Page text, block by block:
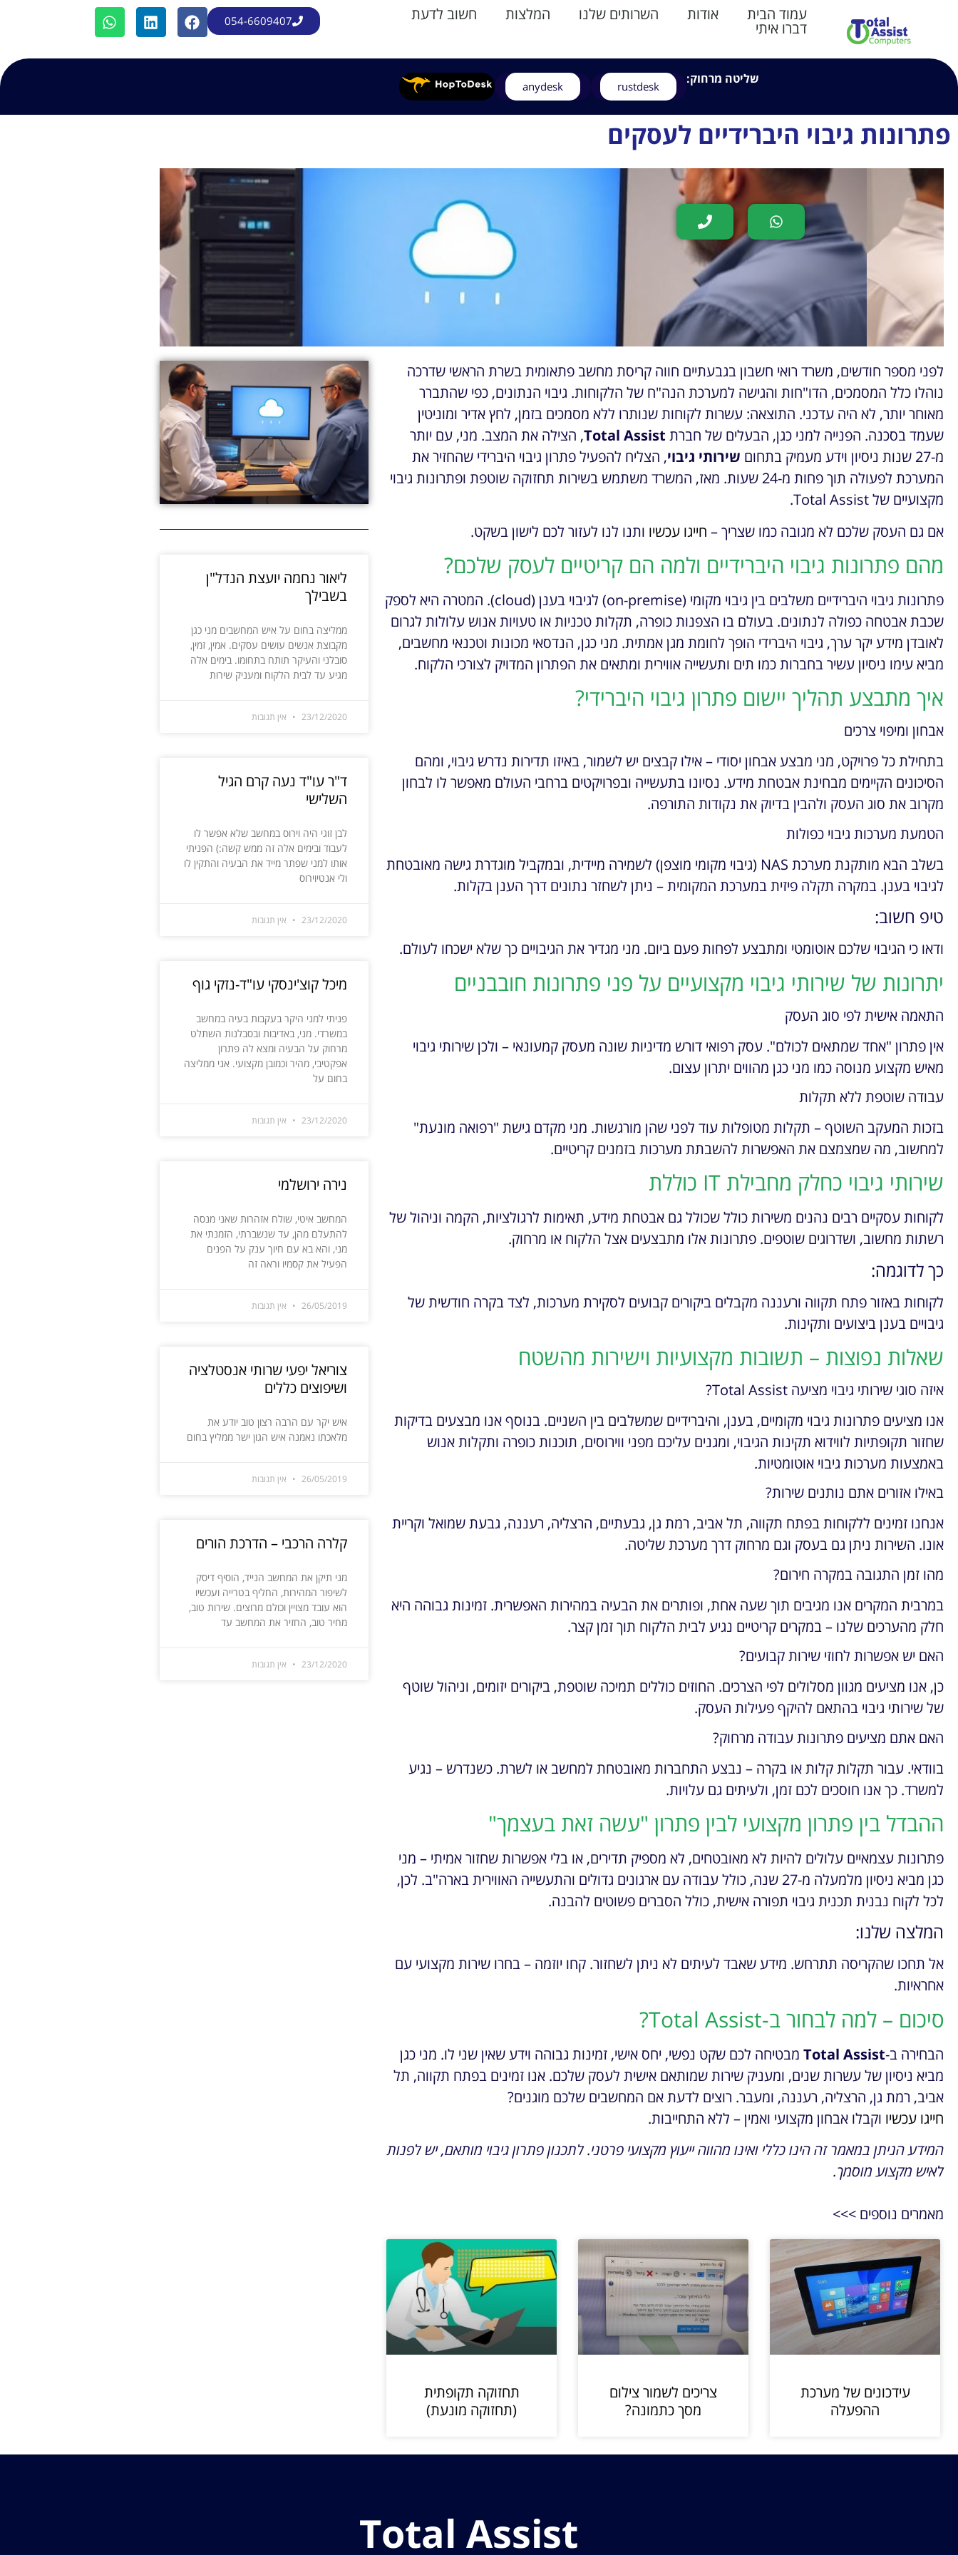
עמוד הבית אודות השרותים שלנו המלצות חשוב לדעת
דברו איתי 054-6609407
שליטה מרחוק: rustdesk
anydesk
פתרונות גיבוי היברידיים לעסקים
לפני מספר חודשים, משרד רואי חשבון בגבעתיים חווה קריסת מחשב פתאומית בשרת הראשי שדרכה
נוהלו כלל המסמכים, הדו"חות והגישה למערכת הנה"ח של הלקוחות. גיבוי הנתונים, כפי שהתברר
מאוחר יותר, לא היה עדכני. התוצאה: עשרות לקוחות שנותרו ללא מסמכים בזמן, לחץ אדיר ומוניטין
שעמד בסכנה. הפנייה למני כגן, הבעלים של חברת Total Assist, הצילה את המצב. מני, עם יותר
מ-27 שנות ניסיון וידע מעמיק בתחום
שירותי גיבוי, הצליח להפעיל פתרון גיבוי היברידי שהחזיר את
המערכת לפעולה תוך פחות מ-24 שעות. מאז, המשרד משתמש בשירות תחזוקה שוטפת ופתרונות גיבוי
מקצועיים של Total Assist.
אם גם העסק שלכם לא מגובה כמו שצריך – חייגו עכשיו ותנו לנו לעזור לכם לישון בשקט.
מהם פתרונות גיבוי היברידיים ולמה הם קריטיים לעסק שלכם?
פתרונות גיבוי היברידיים משלבים בין גיבוי מקומי (on-premise) לגיבוי בענן (cloud). המטרה היא לספק
שכבת אבטחה כפולה לנתונים. בעולם בו הצפנות כופרה, תקלות טכניות או טעויות אנוש עלולות לגרום
לאובדן מידע יקר ערך, גיבוי היברידי הופך לחומת מגן אמתית. מני כגן, הנדסאי מכונות וטכנאי מחשבים,
מביא עימו ניסיון עשיר בחברות כמו תים ותעשייה אווירית ומתאים את הפתרון המדויק לצורכי הלקוח.
איך מתבצע תהליך יישום פתרון גיבוי היברידי?
אבחון ומיפוי צרכים
בתחילת כל פרויקט, מני מבצע אבחון יסודי – אילו קבצים יש לשמור, באיזו תדירות נדרש גיבוי, ומהם
הסיכונים הקיימים מבחינת אבטחת מידע. נסיונו בתעשייה ובפרויקטים ברחבי העולם מאפשר לו לבחון
מקרוב את סוג העסק ולהבין בדיוק את נקודות התורפה.
הטמעת מערכות גיבוי כפולות
בשלב הבא מותקנת מערכת NAS (גיבוי מקומי מוצפן) לשמירה מיידית, ובמקביל מוגדרת גישה מאובטחת
לגיבוי בענן. במקרה תקלה פיזית במערכת המקומית – ניתן לשחזר נתונים דרך הענן בקלות.
טיפ חשוב:
ודאו כי הגיבוי שלכם אוטומטי ומתבצע לפחות פעם ביום. מני מגדיר את הגיבויים כך שלא ישכחו לעולם.
יתרונות של שירותי גיבוי מקצועיים על פני פתרונות חובבניים
התאמה אישית לפי סוג העסק
אין פתרון "אחד שמתאים לכולם". עסק רפואי דורש מדיניות שונה מעסק קמעונאי – ולכן שירותי גיבוי
מאיש מקצוע מנוסה כמו מני כגן מהווים יתרון עצום.
עבודה שוטפת ללא תקלות
בזכות המעקב השוטף – תקלות מטופלות עוד לפני שהן מורגשות. מני מקדם גישת "רפואה מונעת"
למחשוב, מה שמצמצם את האפשרות להשבתת מערכות בזמנים קריטיים.
שירותי גיבוי כחלק מחבילת IT כוללת
לקוחות עסקיים רבים נהנים משירות כולל שכולל גם אבטחת מידע, תאימות לרגולציות, הקמה וניהול של
רשתות מחשוב, ושדרוגים שוטפים. פתרונות אלו מתבצעים אצל הלקוח או מרחוק.
כך לדוגמה:
לקוחות באזור פתח תקווה ורעננה מקבלים ביקורים קבועים לסקירת מערכות, לצד בקרה חודשית של
גיבויים בענן ביצועים ותקינות.
שאלות נפוצות – תשובות מקצועיות וישירות מהשטח
איזה סוגי שירותי גיבוי מציעה Total Assist?
אנו מציעים פתרונות גיבוי מקומיים, בענן, והיברידיים שמשלבים בין השניים. בנוסף אנו מבצעים בדיקות
שחזור תקופתיות לווידוא תקינות הגיבוי, ומגנים עליכם מפני ווירוסים, תוכנות כופרה ותקלות אנוש
באמצעות מערכות גיבוי אוטומטיות.
באילו אזורים אתם נותנים שירות?
אנחנו זמינים ללקוחות בפתח תקווה, תל אביב, רמת גן, גבעתיים, הרצליה, רעננה, גבעת שמואל וקריית
אונו. השירות ניתן גם בעסק וגם מרחוק דרך מערכת שליטה.
מהו זמן התגובה במקרה חירום?
במרבית המקרים אנו מגיבים תוך שעה אחת, ופותרים את הבעיה במהירות האפשרית. זמינות גבוהה היא
חלק מהערכים שלנו – במקרים קריטיים נגיע לבית הלקוח תוך זמן קצר.
האם יש אפשרות לחוזי שירות קבועים?
כן, אנו מציעים מגוון מסלולים לפי הצרכים. החוזים כוללים תמיכה שוטפת, ביקורים יזומים, וניהול שוטף
של שירותי גיבוי בהתאם להיקף פעילות העסק.
האם אתם מציעים פתרונות עבודה מרחוק?
בוודאי. עבור תקלות קלות או בקרה – נבצע התחברות מאובטחת למחשב או לשרת. כשנדרש – נגיע
למשרד. כך אנו חוסכים לכם זמן, ולעיתים גם עלויות.
ההבדל בין פתרון מקצועי לבין פתרון "עשה זאת בעצמך"
פתרונות עצמאיים עלולים להיות לא מאובטחים, לא מספיק תדירים, או בלי אפשרות שחזור אמיתי – מני
כגן מביא ניסיון מלמעלה מ-27 שנה, כולל עבודה עם ארגונים גדולים והתעשייה האווירית בארה"ב. לכן,
לכל לקוח נבנית תכנית גיבוי תפורה אישית, כולל הסברים פשוטים להבנה.
המלצה שלנו:
אל תחכו שהקריסה תתרחש. מידע שאבד לעיתים לא ניתן לשחזור. קחו יוזמה – בחרו שירות מקצועי עם
אחראיות.
סיכום – למה לבחור ב-Total Assist?
הבחירה ב-Total Assist מבטיחה לכם שקט נפשי, יחס אישי, זמינות גבוהה וידע שאין שני לו. מני כגן
מביא ניסיון של עשרות שנים, ומעניק שירות שמותאם אישית לעסק שלכם. אנו זמינים בפתח תקווה, תל
אביב, רמת גן, הרצליה, רעננה, ומעבר. רוצים לדעת אם המחשבים שלכם מוגנים?
חייגו עכשיו וקבלו אבחון מקצועי ואמין – ללא התחייבות.
המידע הניתן במאמר זה הינו כללי ואינו מהווה ייעוץ מקצועי פרטני. לתכנון פתרון גיבוי מותאם, יש לפנות
לאיש מקצוע מוסמך.
מאמרים נוספים >>>
עידכונים של מערכת
ההפעלה
צריכים לשמור צילום
מסך כתמונה?
תחזוקה תקופתית
(תחזוקה מונעת)
ליאור נחמה יועצת הנדל"ן
בשבילך
ממליצה בחום על איש המחשבים מני כגן
מקבוצת אנשים עושים עסקים. אמין, זמין,
סובלני והעיקר תותח בתחומו. בימים אלה
מגיע עד לבית הלקוח ומעניק שירות
23/12/2020 אין תגובות
ד"ר עו"ד נעה קרם הגיל
השלישי
לבן זוגי היה וירוס במחשב שלא אפשר לו
לעבוד ובימים אלה זה ממש קשה:) הפניתי
אותו למני שפתר מייד את הבעיה והתקין לו
ולי אנטיוירוס
23/12/2020 אין תגובות
מיכל קוצ'ינסקי עו"ד-נזקי גוף
פניתי למני היקר בעקבות בעיה במחשב
במשרדי. מני, באדיבות ובסבלנות השתלט
מרחוק על הבעיה ומצא לה פתרון
אפקטיבי, מהיר וכמובן מקצועי. אני ממליצה
בחום על
23/12/2020 אין תגובות
נירה ירושלמי
המחשב איטי, שולח אזהרות שאני מנסה
להתעלם מהן, עד שנשברתי, הזמנתי את
מני, והא בא עם חיוך ענק על הפנים
הפעיל את קסמיו וראה זה
26/05/2019 אין תגובות
צוריאל יפעי שרותי אנסטלציה
ושיפוצים כללים
איש יקר עם הרבה רצון טוב יודע את
מלאכתו נאמנה איש הגון ישר ממליץ בחום
26/05/2019 אין תגובות
קלרה הרכבי – הדרכת הורים
מני תיקן את המחשב הנייד, הוסיף דיסק
לשיפור המהירות, החליף בטרייה ועכשיו
הוא עובד מצויין וכולם מרוצים. שירות טוב,
מחיר טוב, החזיר את המחשב עד
23/12/2020 אין תגובות
Total Assist